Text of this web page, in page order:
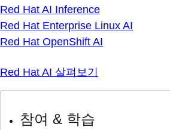
Red Hat AI Inference
Red Hat Enterprise Linux AI
Red Hat OpenShift AI
Red Hat AI 살펴보기
참여 & 학습